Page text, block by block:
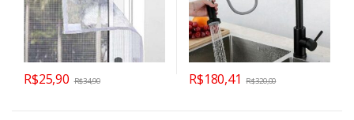
R$25,90 R$34,90 R$180,41 R$320,00